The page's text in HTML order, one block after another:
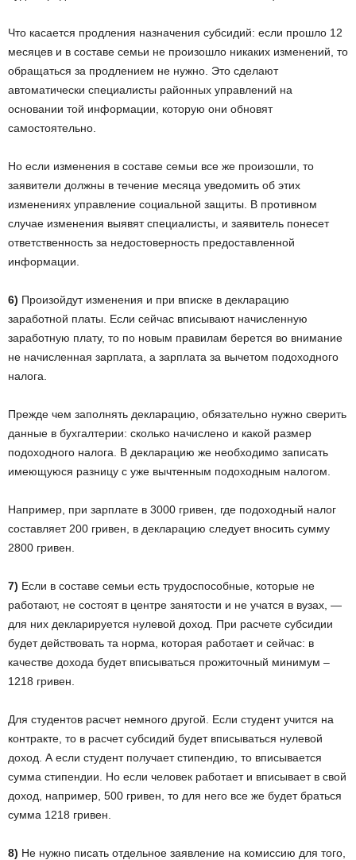
Что касается продления назначения субсидий: если прошло 12
месяцев и в составе семьи не произошло никаких изменений, то
обращаться за продлением не нужно. Это сделают
автоматически специалисты районных управлений на
основании той информации, которую они обновят
самостоятельно.
Но если изменения в составе семьи все же произошли, то
заявители должны в течение месяца уведомить об этих
изменениях управление социальной защиты. В противном
случае изменения выявят специалисты, и заявитель понесет
ответственность за недостоверность предоставленной
информации.
6) Произойдут изменения и при вписке в декларацию
заработной платы. Если сейчас вписывают начисленную
заработную плату, то по новым правилам берется во внимание
не начисленная зарплата, а зарплата за вычетом подоходного
налога.
Прежде чем заполнять декларацию, обязательно нужно сверить
данные в бухгалтерии: сколько начислено и какой размер
подоходного налога. В декларацию же необходимо записать
имеющуюся разницу с уже вычтенным подоходным налогом.
Например, при зарплате в 3000 гривен, где подоходный налог
составляет 200 гривен, в декларацию следует вносить сумму
2800 гривен.
7) Если в составе семьи есть трудоспособные, которые не
работают, не состоят в центре занятости и не учатся в вузах, —
для них декларируется нулевой доход. При расчете субсидии
будет действовать та норма, которая работает и сейчас: в
качестве дохода будет вписываться прожиточный минимум –
1218 гривен.
Для студентов расчет немного другой. Если студент учится на
контракте, то в расчет субсидий будет вписываться нулевой
доход. А если студент получает стипендию, то вписывается
сумма стипендии. Но если человек работает и вписывает в свой
доход, например, 500 гривен, то для него все же будет браться
сумма 1218 гривен.
8) Не нужно писать отдельное заявление на комиссию для того,